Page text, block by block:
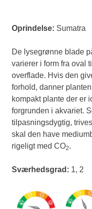
Oprindelse: Sumatra
De lysegrønne blade
varierer i form fra oval
overflade. Hvis den
forhold, danner
kompakt plante der er
forgrunden i akvariet.
tilpasningsdygtig,
skal den have
rigeligt med CO2.
Sværhedsgrad: 1, 2